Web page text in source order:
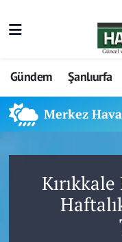
Gündem Şanlıurfa
Merkez